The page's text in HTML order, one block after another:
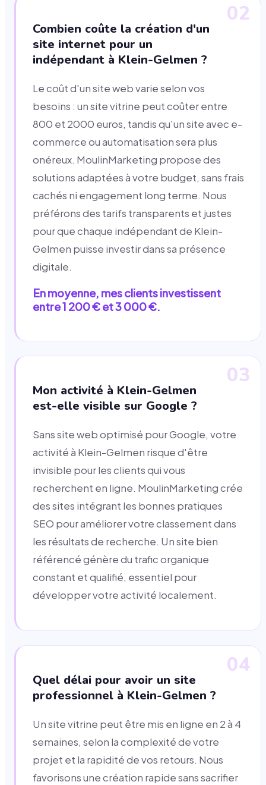
02
Combien coûte la création d'un
site internet pour un
indépendant à Klein-Gelmen ?
Le coût d'un site web varie selon vos
besoins : un site vitrine peut coûter entre
800 et 2000 euros, tandis qu'un site avec e-
commerce ou automatisation sera plus
onéreux. MoulinMarketing propose des
solutions adaptées à votre budget, sans frais
cachés ni engagement long terme. Nous
préférons des tarifs transparents et justes
pour que chaque indépendant de Klein-
Gelmen puisse investir dans sa présence
digitale.
En moyenne, mes clients investissent
entre 1 200 € et 3 000 €.
03
Mon activité à Klein-Gelmen
est-elle visible sur Google ?
Sans site web optimisé pour Google, votre
activité à Klein-Gelmen risque d'être
invisible pour les clients qui vous
recherchent en ligne. MoulinMarketing crée
des sites intégrant les bonnes pratiques
SEO pour améliorer votre classement dans
les résultats de recherche. Un site bien
référencé génère du trafic organique
constant et qualifié, essentiel pour
développer votre activité localement.
04
Quel délai pour avoir un site
professionnel à Klein-Gelmen ?
Un site vitrine peut être mis en ligne en 2 à 4
semaines, selon la complexité de votre
projet et la rapidité de vos retours. Nous
favorisons une création rapide sans sacrifier